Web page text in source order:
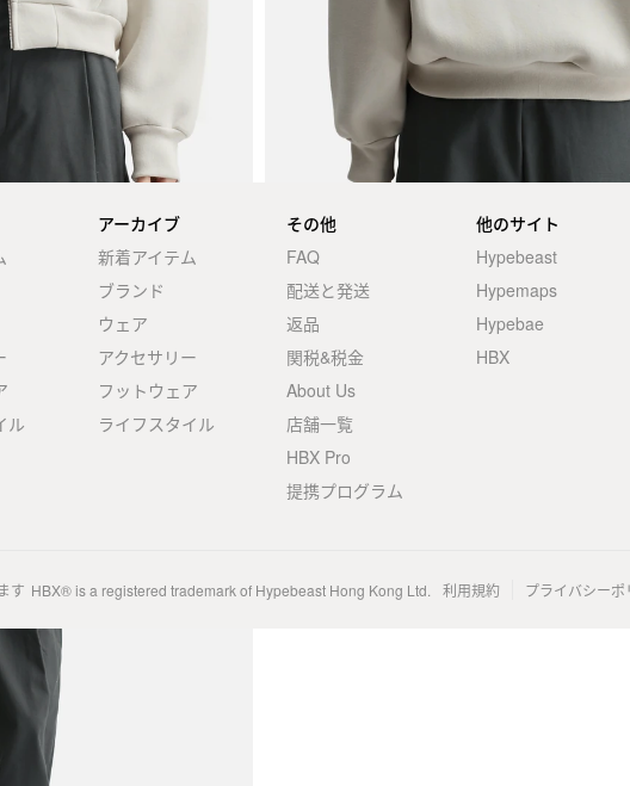
ル
アーカイブ
新着アイテム
ブランド
ウェア
アクセサリー
フットウェア
ライフスタイル
その他
FAQ
配送と発送
返品
関税&税金
About Us
店舗一覧
HBX Pro
提携プログラム
他のサイト
Hypebeast
Hypemaps
Hypebae
HBX
す HBX® is a registered trademark of Hypebeast Hong Kong Ltd. 利用規約 プライバシーポ